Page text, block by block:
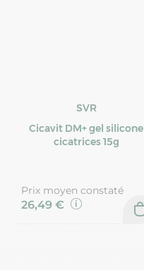
SVR
Cicavit DM+ gel silicone
cicatrices 15g
Prix moyen constaté
26,49 €